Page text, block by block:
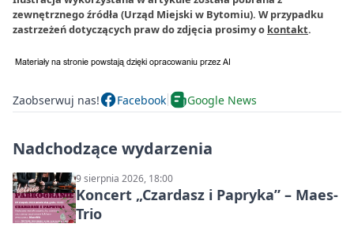
zewnętrznego źródła (Urząd Miejski w Bytomiu). W przypadku
zastrzeżeń dotyczących praw do zdjęcia prosimy o kontakt.
Zaobserwuj nas! Facebook Google News
Nadchodzące wydarzenia
9 sierpnia 2026, 18:00
Koncert „Czardasz i Papryka” – Maes-
Trio